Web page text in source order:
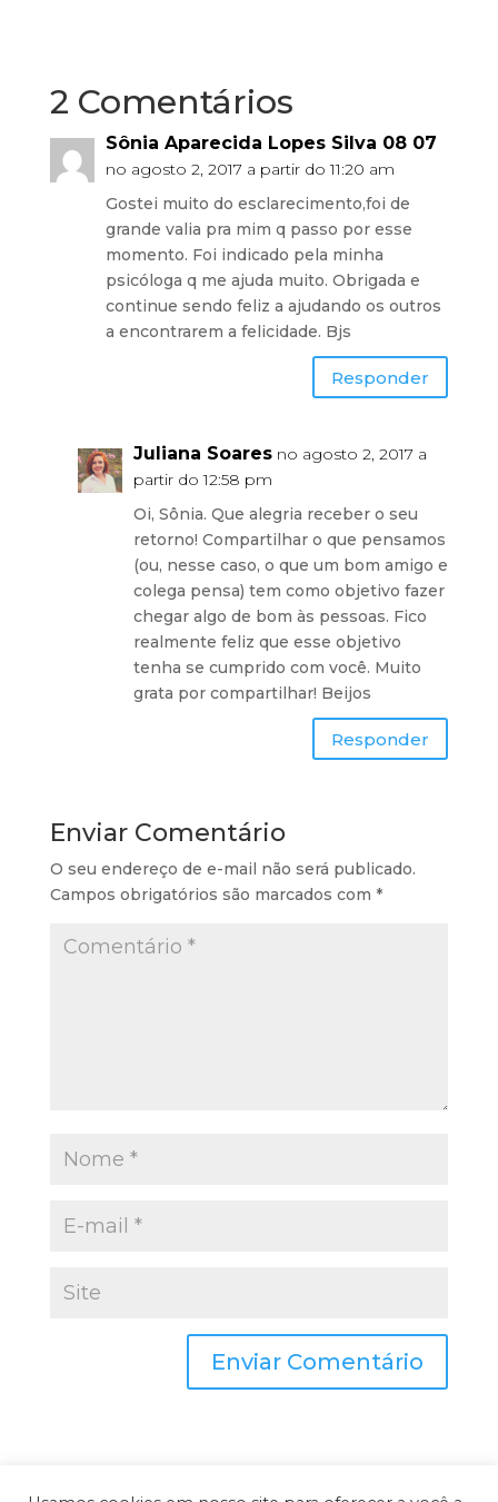
2 Comentários
Sônia Aparecida Lopes Silva 08 07
no agosto 2, 2017 a partir do 11:20 am
Gostei muito do esclarecimento,foi de
grande valia pra mim q passo por esse
momento. Foi indicado pela minha
psicóloga q me ajuda muito. Obrigada e
continue sendo feliz a ajudando os outros
a encontrarem a felicidade. Bjs
Responder
Juliana Soares no agosto 2, 2017 a
partir do 12:58 pm
Oi, Sônia. Que alegria receber o seu
retorno! Compartilhar o que pensamos
(ou, nesse caso, o que um bom amigo e
colega pensa) tem como objetivo fazer
chegar algo de bom às pessoas. Fico
realmente feliz que esse objetivo
tenha se cumprido com você. Muito
grata por compartilhar! Beijos
Responder
Enviar Comentário
O seu endereço de e-mail não será publicado.
Campos obrigatórios são marcados com *